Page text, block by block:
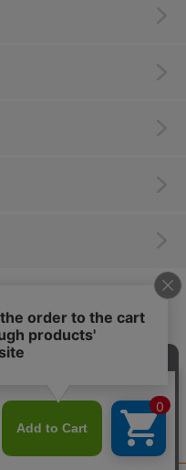
ションを。
ビ株式会社